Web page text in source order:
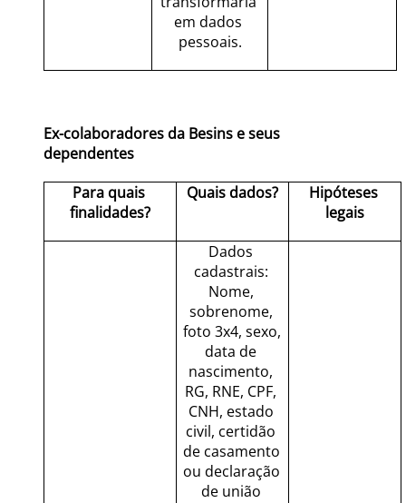
em dados
pessoais.
Ex-colaboradores da Besins e seus
dependentes
Para quais
finalidades?
Quais dados?
Hipóteses
legais
Dados
cadastrais:
Nome,
sobrenome,
foto 3x4, sexo,
data de
nascimento,
RG, RNE, CPF,
CNH, estado
civil, certidão
de casamento
ou declaração
de união